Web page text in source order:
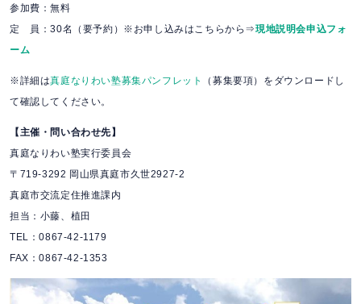
参加費：無料
定 員：30名（要予約）※お申し込みはこちらから⇒現地説明会申込フォ
ーム
※詳細は真庭なりわい塾募集パンフレット
（募集要項）をダウンロードし
て確認してください。
【主催・問い合わせ先】
真庭なりわい塾実行委員会
〒719-3292 岡山県真庭市久世2927-2
真庭市交流定住推進課内
担当：小藤、植田
TEL：0867-42-1179
FAX：0867-42-1353